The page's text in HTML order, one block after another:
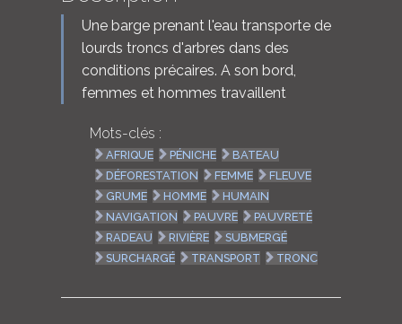
Une barge prenant l'eau transporte de
lourds troncs d'arbres dans des
conditions précaires. A son bord,
femmes et hommes travaillent
Mots-clés :
AFRIQUE PÉNICHE
BATEAU
DÉFORESTATION
FEMME
FLEUVE
GRUME
HOMME
HUMAIN
NAVIGATION
PAUVRE
PAUVRETÉ
RADEAU
RIVIÈRE
SUBMERGÉ
SURCHARGÉ
TRANSPORT TRONC